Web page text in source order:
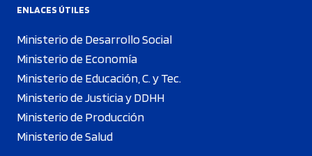
ENLACES ÚTILES
Ministerio de Desarrollo Social
Ministerio de Economía
Ministerio de Educación, C. y Tec.
Ministerio de Justicia y DDHH
Ministerio de Producción
Ministerio de Salud